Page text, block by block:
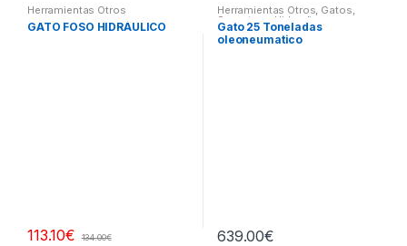
Herramientas Otros
GATO FOSO HIDRÁULICO
113.10€ 134.00€
Herramientas Otros, Gatos,
Soportes y Hidraulica
Gato 25 Toneladas
oleoneumatico
639.00€